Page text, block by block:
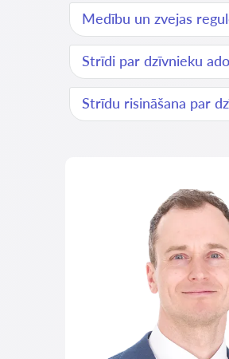
Medību un zvejas
Strīdi par dzīvnieku
Strīdu risināšana par